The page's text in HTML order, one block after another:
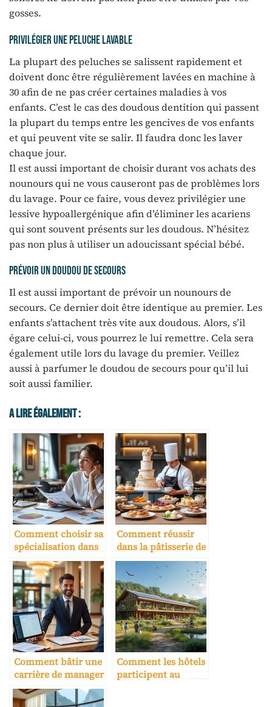
gosses.
Privilégier une peluche lavable
La plupart des peluches se salissent rapidement et
doivent donc être régulièrement lavées en machine à
30 afin de ne pas créer certaines maladies à vos
enfants. C’est le cas des doudous dentition qui passent
la plupart du temps entre les gencives de vos enfants
et qui peuvent vite se salir. Il faudra donc les laver
chaque jour.
Il est aussi important de choisir durant vos achats des
nounours qui ne vous causeront pas de problèmes lors
du lavage. Pour ce faire, vous devez privilégier une
lessive hypoallergénique afin d’éliminer les acariens
qui sont souvent présents sur les doudous. N’hésitez
pas non plus à utiliser un adoucissant spécial bébé.
Prévoir un doudou de secours
Il est aussi important de prévoir un nounours de
secours. Ce dernier doit être identique au premier. Les
enfants s’attachent très vite aux doudous. Alors, s’il
égare celui-ci, vous pourrez le lui remettre. Cela sera
également utile lors du lavage du premier. Veillez
aussi à parfumer le doudou de secours pour qu’il lui
soit aussi familier.
A Lire Également :
Comment choisir sa
spécialisation dans
une école hôtelière
Comment réussir
dans la pâtisserie de
luxe
Comment bâtir une
carrière de manager
hôtelier
Comment les hôtels
participent au